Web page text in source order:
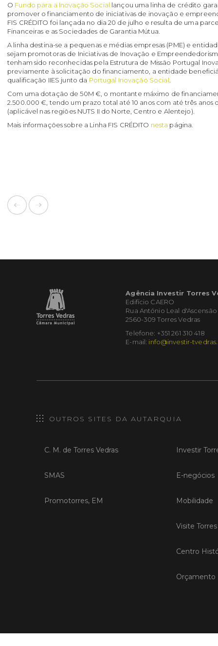
O Fundo para a Inovação Social lançou uma linha de crédito
promover o financiamento de iniciativas de inovação e
FIS CRÉDITO foi lançada no dia 20 de julho e resulta de uma
Financeiras e as Sociedades de Garantia Mútua.
A linha destina-se a pequenas e médias empresas (PME) e
sejam promotoras de Iniciativas de Inovação e
tenham sido reconhecidas pela Estrutura de Missão Portugal
previamente à solicitação do financiamento, a entidade
qualificação IIES junto da Portugal Inovação Social
Com uma dotação de 50M €, o montante máximo de
2.500.000 €, tendo um prazo total até 10 anos com até três anos
(aplicável nas regiões NUTS II do Norte, Centro e Alentejo).
Mais informações sobre a Linha FIS CRÉDITO nesta página.
Agência Investir Torres
Edifício CAERO
Rua António Leal d'Ascensão
2560-309 Torres Vedras
Telefone: +351 261 310 418
E-mail: info@investir-
OUTROS SITES DA AUTARQUIA
C. M. de Torres Vedras
SMAS
Promotorres, EM
Investir
E-negócios
Mobilidade
Visite
Centro
Orçamento